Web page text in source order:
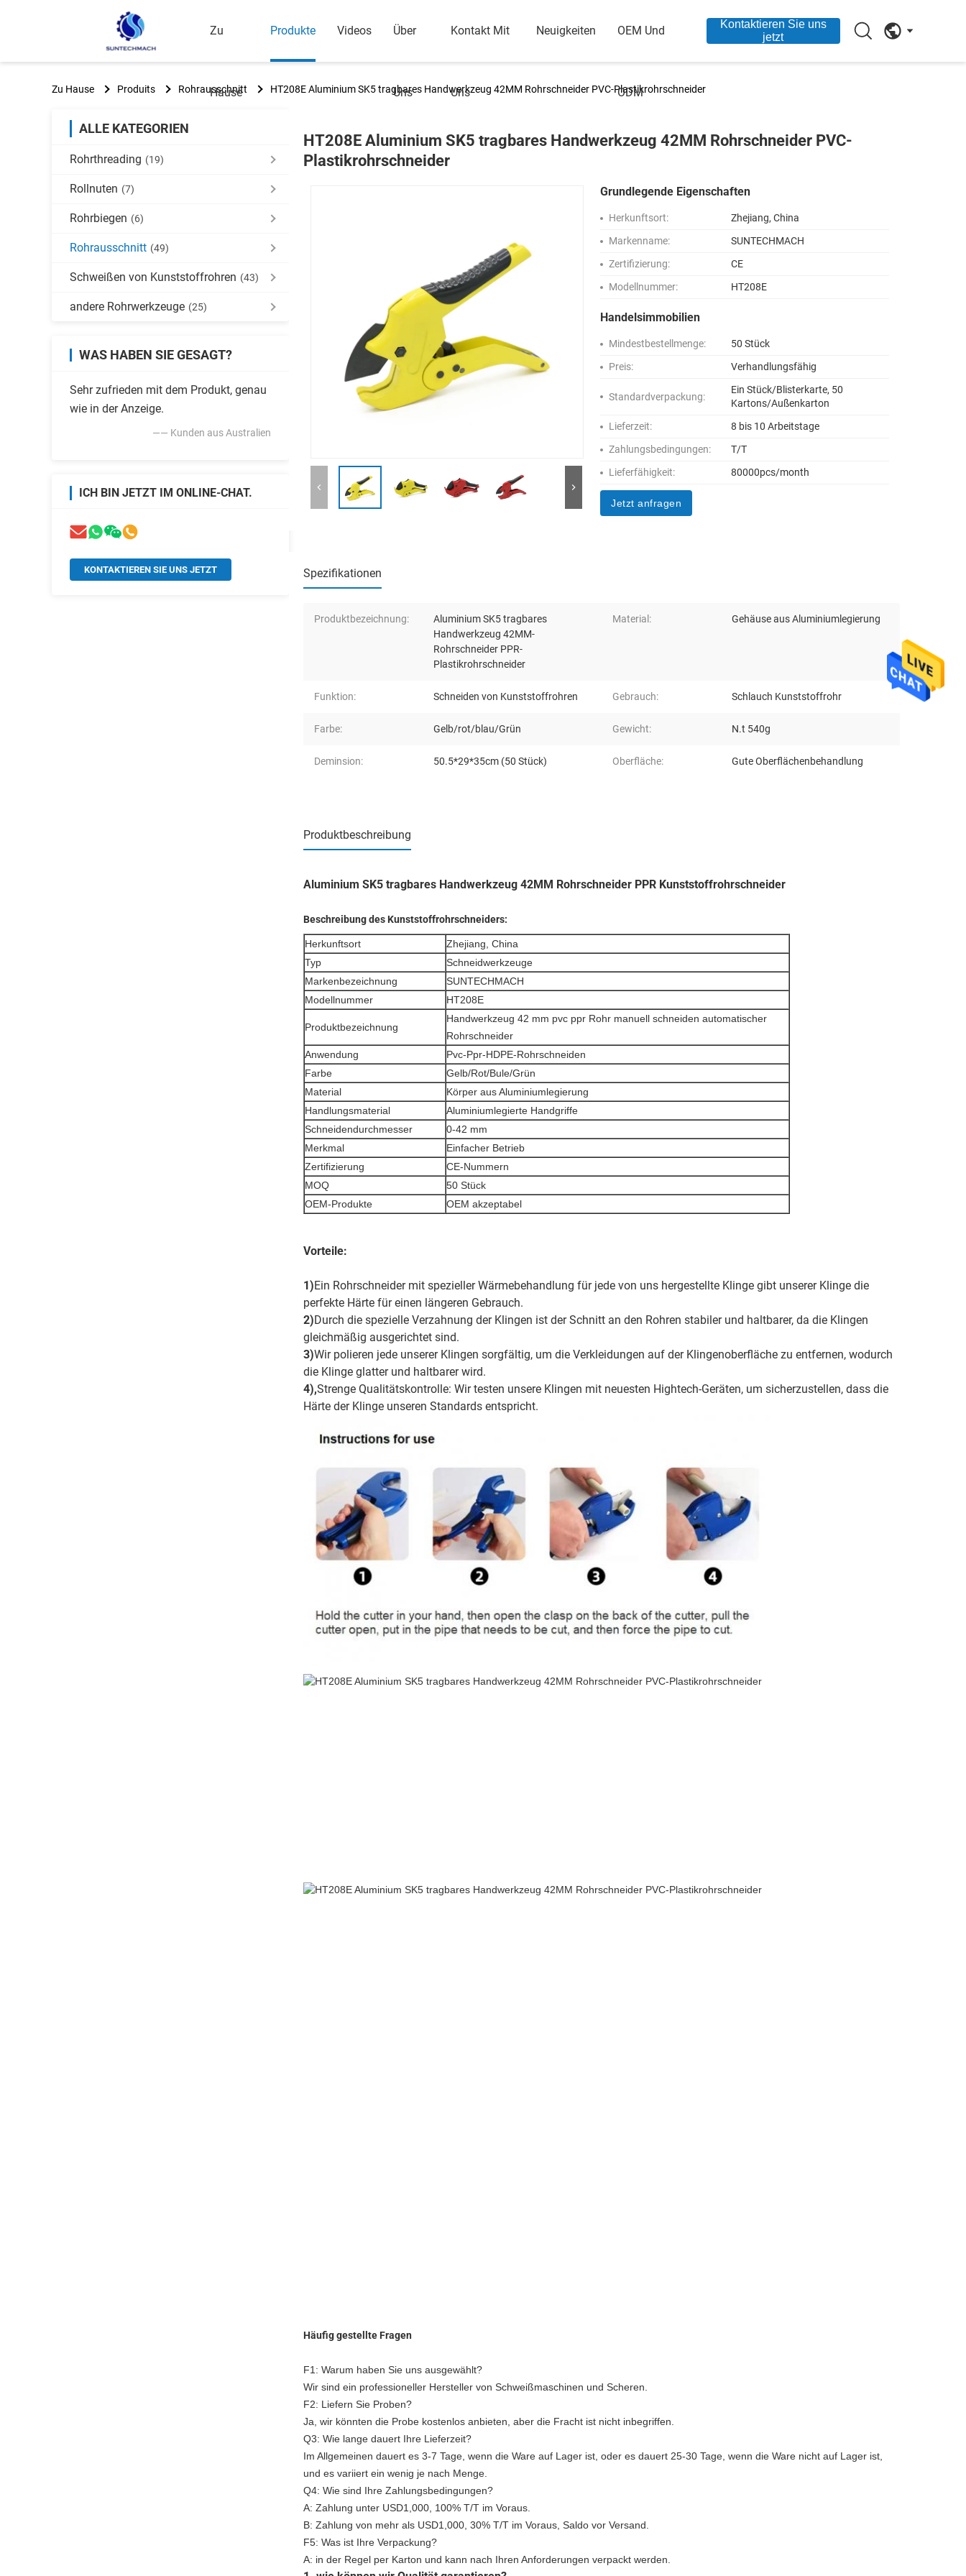
Zu
Hause
Produkte Videos Über
Uns
Kontakt Mit
Uns
Neuigkeiten OEM Und
ODM
Kontaktieren Sie uns
jetzt
Zu Hause Produits Rohrausschnitt HT208E Aluminium SK5 tragbares Handwerkzeug 42MM Rohrschneider PVC-Plastikrohrschneider
ALLE KATEGORIEN
Rohrthreading (19)
Rollnuten (7)
Rohrbiegen (6)
Rohrausschnitt (49)
Schweißen von Kunststoffrohren (43)
andere Rohrwerkzeuge (25)
WAS HABEN SIE GESAGT?
Sehr zufrieden mit dem Produkt, genau
wie in der Anzeige.
—— Kunden aus Australien
ICH BIN JETZT IM ONLINE-CHAT.
KONTAKTIEREN SIE UNS JETZT
HT208E Aluminium SK5 tragbares Handwerkzeug 42MM Rohrschneider PVC-
Plastikrohrschneider
Grundlegende Eigenschaften
Herkunftsort:
Zhejiang, China
Markenname:
SUNTECHMACH
Zertifizierung:
CE
Modellnummer:
HT208E
Handelsimmobilien
Mindestbestellmenge:
50 Stück
Preis:
Verhandlungsfähig
Standardverpackung:
Ein Stück/Blisterkarte, 50
Kartons/Außenkarton
Lieferzeit:
8 bis 10 Arbeitstage
Zahlungsbedingungen:
T/T
Lieferfähigkeit:
80000pcs/month
Jetzt anfragen
Spezifikationen
Produktbezeichnung:
Aluminium SK5 tragbares
Handwerkzeug 42MM-
Rohrschneider PPR-
Plastikrohrschneider
Material: Gehäuse aus Aluminiumlegierung
Funktion: Schneiden von Kunststoffrohren Gebrauch: Schlauch Kunststoffrohr
Farbe: Gelb/rot/blau/Grün Gewicht: N.t 540g
Deminsion: 50.5*29*35cm (50 Stück) Oberfläche: Gute Oberflächenbehandlung
Produktbeschreibung
Aluminium SK5 tragbares Handwerkzeug 42MM Rohrschneider PPR Kunststoffrohrschneider
Beschreibung des Kunststoffrohrschneiders:
Herkunftsort
Zhejiang, China
Typ
Schneidwerkzeuge
Markenbezeichnung
SUNTECHMACH
Modellnummer
HT208E
Produktbezeichnung
Handwerkzeug 42 mm pvc ppr Rohr manuell schneiden automatischer
Rohrschneider
Anwendung
Pvc-Ppr-HDPE-Rohrschneiden
Farbe
Gelb/Rot/Bule/Grün
Material
Körper aus Aluminiumlegierung
Handlungsmaterial
Aluminiumlegierte Handgriffe
Schneidendurchmesser
0-42 mm
Merkmal
Einfacher Betrieb
Zertifizierung
CE-Nummern
MOQ
50 Stück
OEM-Produkte
OEM akzeptabel
Vorteile:
1)Ein Rohrschneider mit spezieller Wärmebehandlung für jede von uns hergestellte Klinge gibt unserer Klinge die
perfekte Härte für einen längeren Gebrauch.
2)Durch die spezielle Verzahnung der Klingen ist der Schnitt an den Rohren stabiler und haltbarer, da die Klingen
gleichmäßig ausgerichtet sind.
3)Wir polieren jede unserer Klingen sorgfältig, um die Verkleidungen auf der Klingenoberfläche zu entfernen, wodurch
die Klinge glatter und haltbarer wird.
4),Strenge Qualitätskontrolle: Wir testen unsere Klingen mit neuesten Hightech-Geräten, um sicherzustellen, dass die
Härte der Klinge unseren Standards entspricht.
Häufig gestellte Fragen
F1: Warum haben Sie uns ausgewählt?
Wir sind ein professioneller Hersteller von Schweißmaschinen und Scheren.
F2: Liefern Sie Proben?
Ja, wir könnten die Probe kostenlos anbieten, aber die Fracht ist nicht inbegriffen.
Q3: Wie lange dauert Ihre Lieferzeit?
Im Allgemeinen dauert es 3-7 Tage, wenn die Ware auf Lager ist, oder es dauert 25-30 Tage, wenn die Ware nicht auf Lager ist,
und es variiert ein wenig je nach Menge.
Q4: Wie sind Ihre Zahlungsbedingungen?
A: Zahlung unter USD1,000, 100% T/T im Voraus.
B: Zahlung von mehr als USD1,000, 30% T/T im Voraus, Saldo vor Versand.
F5: Was ist Ihre Verpackung?
A: in der Regel per Karton und kann nach Ihren Anforderungen verpackt werden.